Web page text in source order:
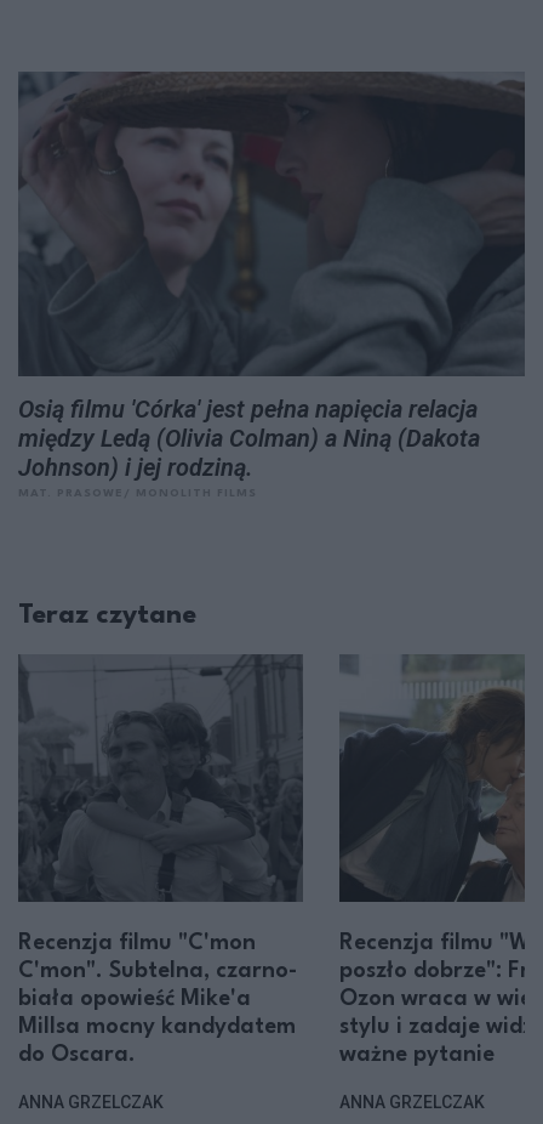
Osią filmu 'Córka' jest pełna napięcia relacja
między Ledą (Olivia Colman) a Niną (Dakota
Johnson) i jej rodziną.
Teraz czytane
Recenzja filmu "C'mon
C'mon". Subtelna, czarno-
biała opowieść Mike'a
Millsa mocny kandydatem
do Oscara.
ANNA GRZELCZAK
Recenzja filmu
poszło dobrze":
Ozon wraca w
stylu i zadaje
ważne pytanie
ANNA GRZELCZAK